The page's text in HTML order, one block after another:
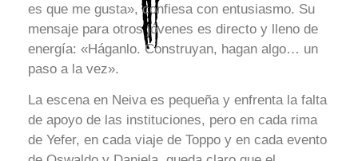
es que me gusta», confiesa con entusiasmo. Su
mensaje para otros jóvenes es directo y lleno de
energía: «Háganlo. Construyan, hagan algo… un
paso a la vez».
La escena en Neiva es pequeña y enfrenta la falta
de apoyo de las instituciones, pero en cada rima
de Yefer, en cada viaje de Toppo y en cada evento